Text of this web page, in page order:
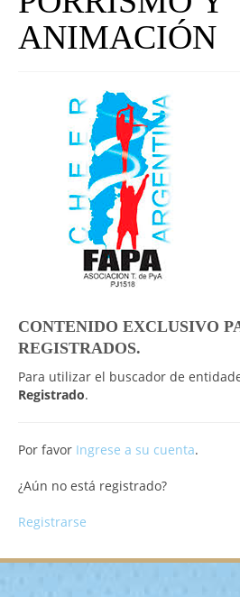
UNIVERSO CAD
NOTICIAS
CAD MEDIA
CAD FEDERAL
ANIMACIÓN
CONTENIDO EXCLUSIVO
REGISTRADOS.
Para utilizar el buscador de
Registrado.
Por favor Ingrese a su cuenta.
¿Aún no está registrado?
Registrarse